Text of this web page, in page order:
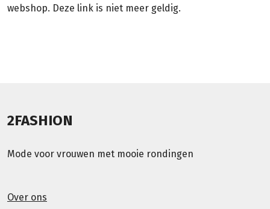
webshop. Deze link is niet meer geldig.
2FASHION
Mode voor vrouwen met mooie rondingen
Over ons